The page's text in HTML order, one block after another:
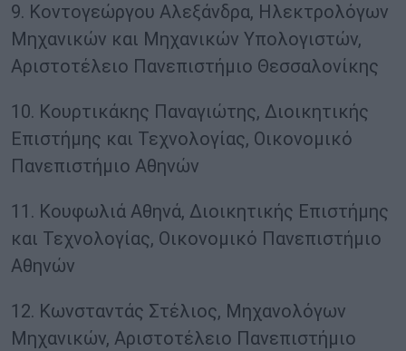
9. Κοντογεώργου Αλεξάνδρα, Ηλεκτρολόγων
Μηχανικών και Μηχανικών Υπολογιστών,
Αριστοτέλειο Πανεπιστήμιο Θεσσαλονίκης
10. Κουρτικάκης Παναγιώτης, Διοικητικής
Επιστήμης και Τεχνολογίας, Οικονομικό
Πανεπιστήμιο Αθηνών
11. Κουφωλιά Αθηνά, Διοικητικής Επιστήμης
και Τεχνολογίας, Οικονομικό Πανεπιστήμιο
Αθηνών
12. Κωνσταντάς Στέλιος, Μηχανολόγων
Μηχανικών, Αριστοτέλειο Πανεπιστήμιο